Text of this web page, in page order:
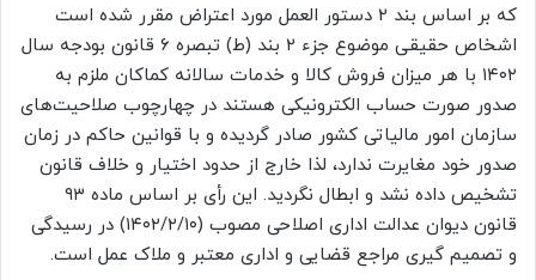
که بر اساس بند ۲ دستور العمل مورد اعتراض مقرر شده است
اشخاص حقیقی موضوع جزء ۲ بند (ط) تبصره ۶ قانون بودجه سال
۱۴۰۲ با هر میزان فروش کالا و خدمات سالانه کماکان ملزم به
صدور صورت حساب الکترونیکی هستند در چهارچوب صلاحیت‌های
سازمان امور مالیاتی کشور صادر گردیده و با قوانین حاکم در زمان
صدور خود مغایرت ندارد، لذا خارج از حدود اختیار و خلاف قانون
تشخیص داده نشد و ابطال نگردید. این رأی بر اساس ماده ۹۳
قانون دیوان عدالت اداری اصلاحی مصوب (۱۴۰۲/۲/۱۰) در رسیدگی
و تصمیم گیری مراجع قضایی و اداری معتبر و ملاک عمل است.